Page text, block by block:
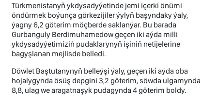
Türkmenistanyň ykdysadyýetinde jemi içerki önümi
öndürmek boýunça görkezijiler ýylyň başyndaky ýaly,
ýagny 6,2 göterim möçberde saklanýar. Bu barada
Gurbanguly Berdimuhamedow geçen iki aýda milli
ykdysadyýetimiziň pudaklarynyň işiniň netijelerine
bagyşlanan mejlisde belledi.
Döwlet Baştutanynyň belleýşi ýaly, geçen iki aýda oba
hojalygynda ösüş depgini 3,2 göterim, söwda ulgamynda
8,8, ulag we aragatnaşyk pudagynda 4 göterim boldy.